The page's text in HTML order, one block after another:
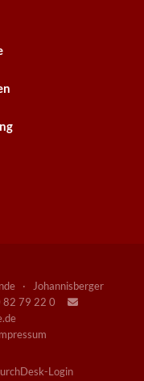
· Johannisberger
79 22 0 
Login